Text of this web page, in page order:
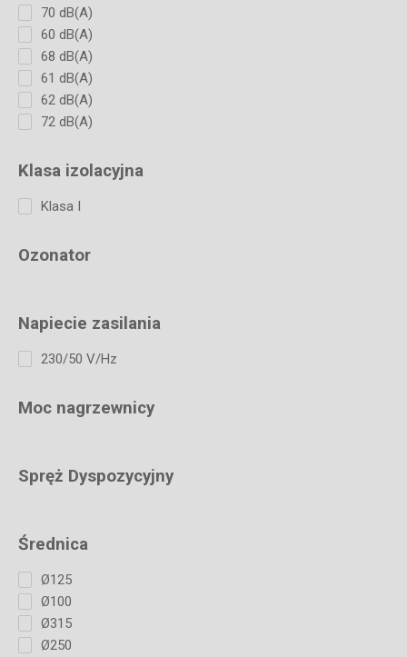
70 dB(A)
60 dB(A)
68 dB(A)
61 dB(A)
62 dB(A)
72 dB(A)
Klasa izolacyjna
Klasa I
Ozonator
Napiecie zasilania
230/50 V/Hz
Moc nagrzewnicy
Spręż Dyspozycyjny
Średnica
Ø125
Ø100
Ø315
Ø250